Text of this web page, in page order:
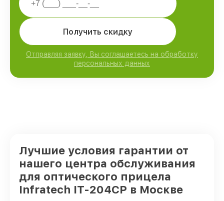
Получить скидку
Отправляя заявку, Вы соглашаетесь на обработку
персональных данных
Лучшие условия гарантии от
нашего центра обслуживания
для оптического прицела
Infratech IT-204CP в Москве